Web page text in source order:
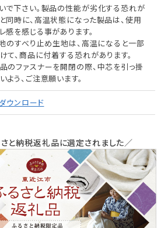
で下さい。製品の性能が劣化する恐れが
同時に、高温状態になった製品は、使用
感を感じる事があります。
のすべり止め生地は、高温になると一部
て、商品に付着する恐れがあります。
のファスナーを開閉の際、中芯を引っ掛
よう、ご注意願います。
ウンロード
と納税返礼品に選定されました／